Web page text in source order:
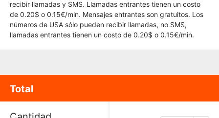
recibir llamadas y SMS. Llamadas entrantes tienen un costo
de 0.20$ o 0.15€/min. Mensajes entrantes son gratuitos. Los
números de USA sólo pueden recibir llamadas, no SMS,
llamadas entrantes tienen un costo de 0.20$ o 0.15€/min.
Total